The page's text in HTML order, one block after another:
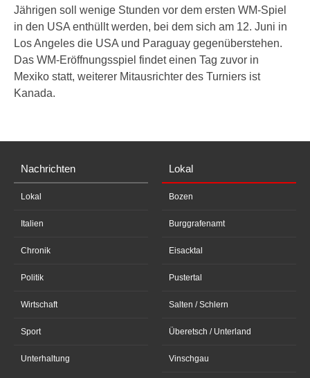
Jährigen soll wenige Stunden vor dem ersten WM-Spiel
in den USA enthüllt werden, bei dem sich am 12. Juni in
Los Angeles die USA und Paraguay gegenüberstehen.
Das WM-Eröffnungsspiel findet einen Tag zuvor in
Mexiko statt, weiterer Mitausrichter des Turniers ist
Kanada.
Nachrichten
Lokal
Italien
Chronik
Politik
Wirtschaft
Sport
Unterhaltung
Lokal
Bozen
Burggrafenamt
Eisacktal
Pustertal
Salten / Schlern
Überetsch / Unterland
Vinschgau